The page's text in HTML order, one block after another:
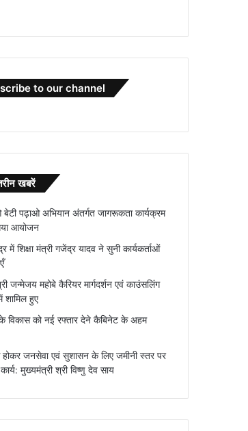
to our channel
खबरें
बेटी पढ़ाओ अभियान अंतर्गत जागरूकता कार्यक्रम
आयोजन
में शिक्षा मंत्री गजेंद्र यादव ने सुनी कार्यकर्ताओं
जन्मेजय महोबे कैरियर मार्गदर्शन एवं काउंसलिंग
शामिल हुए
विकास को नई रफ्तार देने कैबिनेट के अहम
होकर जनसेवा एवं सुशासन के लिए जमीनी स्तर पर
मुख्यमंत्री श्री विष्णु देव साय